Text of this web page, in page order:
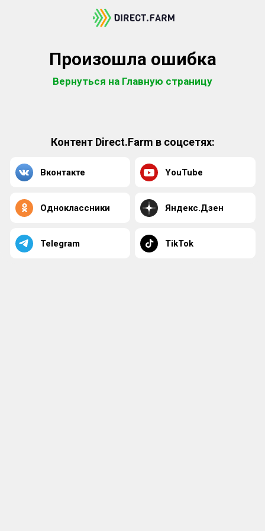
Произошла ошибка
Вернуться на Главную страницу
Контент Direct.Farm в соцсетях:
Вконтакте YouTube
Одноклассники Яндекс.Дзен
Telegram TikTok